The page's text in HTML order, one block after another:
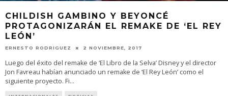
CHILDISH GAMBINO Y BEYONCÉ
PROTAGONIZARÁN EL REMAKE DE ‘EL REY
LEÓN’
ERNESTO RODRIGUEZ 2 NOVIEMBRE, 2017
Luego del éxito del remake de ‘El Libro de la Selva’ Disney y el director
Jon Favreau habían anunciado un remake de ‘El Rey León’ como el
siguiente proyecto. Fi...